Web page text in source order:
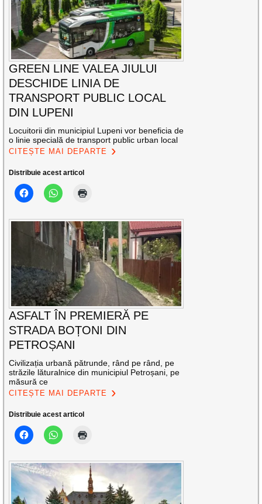
GREEN LINE VALEA JIULUI
DESCHIDE LINIA DE
TRANSPORT PUBLIC LOCAL
DIN LUPENI
Locuitorii din municipiul Lupeni vor beneficia de
o linie specială de transport public urban local
CITEȘTE MAI DEPARTE
Distribuie acest articol
ASFALT ÎN PREMIERĂ PE
STRADA BOȚONI DIN
PETROȘANI
Civilizația urbană pătrunde, rând pe rând, pe
străzile lăturalnice din municipiul Petroșani, pe
măsură ce
CITEȘTE MAI DEPARTE
Distribuie acest articol